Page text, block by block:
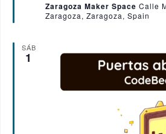
a
c
Zaragoza Maker Space Calle
Zaragoza, Zaragoza, Spain
SÁB
1